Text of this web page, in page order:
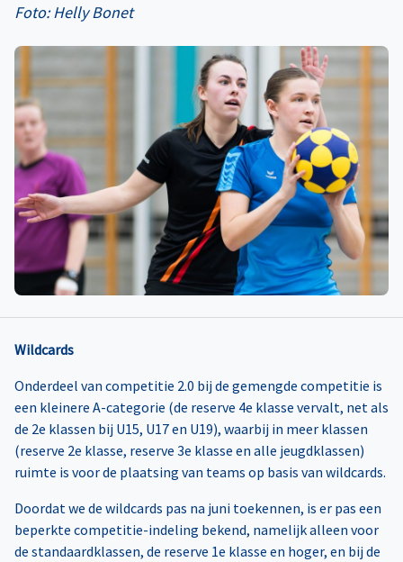
Foto: Helly Bonet
Wildcards
Onderdeel van competitie 2.0 bij de gemengde competitie is
een kleinere A-categorie (de reserve 4e klasse vervalt, net als
de 2e klassen bij U15, U17 en U19), waarbij in meer klassen
(reserve 2e klasse, reserve 3e klasse en alle jeugdklassen)
ruimte is voor de plaatsing van teams op basis van wildcards.
Doordat we de wildcards pas na juni toekennen, is er pas een
beperkte competitie-indeling bekend, namelijk alleen voor
de standaardklassen, de reserve 1e klasse en hoger, en bij de